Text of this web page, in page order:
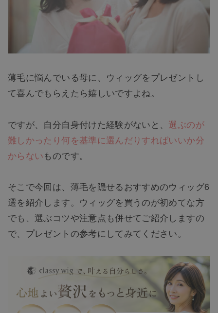
薄毛に悩んでいる母に、ウィッグをプレゼントし
て喜んでもらえたら嬉しいですよね。
ですが、自分自身付けた経験がないと、 選ぶのが
難しかったり何を基準に選んだりすればいいか分
からないものです。
そこで今回は、薄毛を隠せるおすすめのウィッグ6
選を紹介します。ウィッグを買うのが初めてな方
でも、選ぶコツや注意点も併せてご紹介しますの
で、プレゼントの参考にしてみてください。